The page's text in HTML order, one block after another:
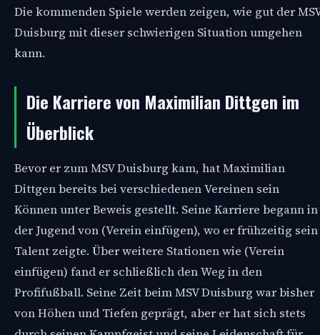
Die kommenden Spiele werden zeigen, wie gut der
Duisburg mit dieser schwierigen Situation umgehen
kann.
Die Karriere von Maximilian Dittgen im
Überblick
Bevor er zum MSV Duisburg kam, hat Maximilian
Dittgen bereits bei verschiedenen Vereinen sein
Können unter Beweis gestellt. Seine Karriere begann in
der Jugend von (Verein einfügen), wo er frühzeitig sein
Talent zeigte. Über weitere Stationen wie (Verein
einfügen) fand er schließlich den Weg in den
Profifußball. Seine Zeit beim MSV Duisburg war bisher
von Höhen und Tiefen geprägt, aber er hat sich stets